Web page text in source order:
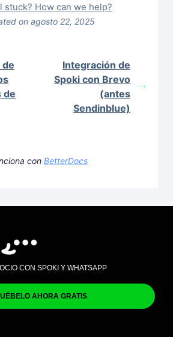
stuck? How can we help?
on agosto 22, 2025
de
de
Integración de
Spoki con Brevo
(antes
Sendinblue)
con BetterDocs
CON SPOKI Y WHATSAPP
AHORA GRATIS